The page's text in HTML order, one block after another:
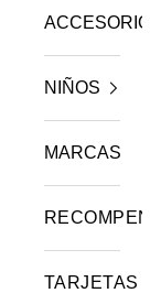
ACCESORIOS
NIÑOS
MARCAS
TARJETAS